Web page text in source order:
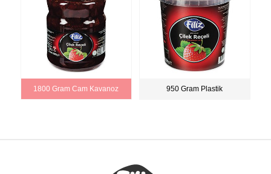
1800 Gram Cam Kavanoz 950 Gram Plastik